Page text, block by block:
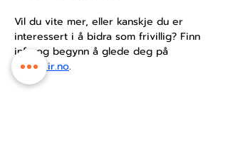
Vil du vite mer, eller kanskje du er
interessert i å bidra som frivillig? Finn
info og begynn å glede deg på
landsleir.no.